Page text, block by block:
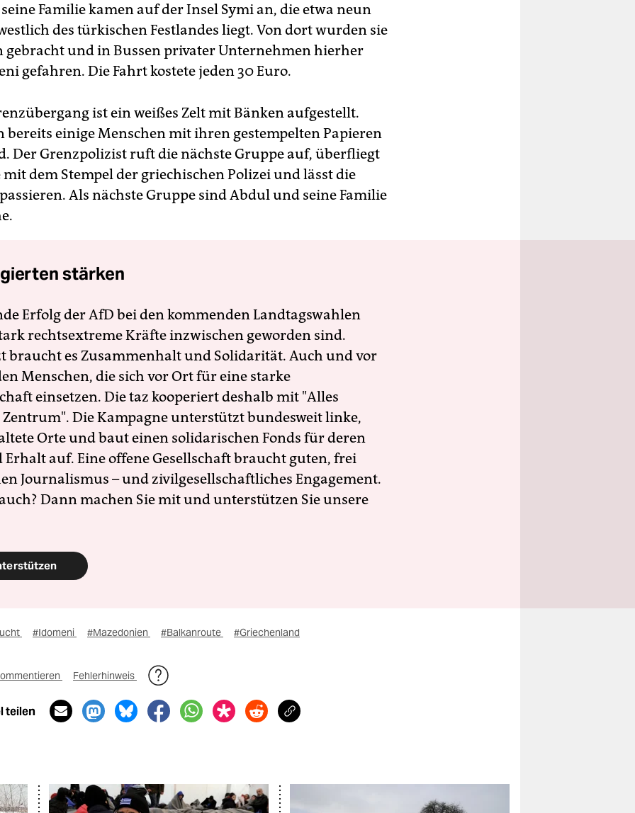
Familie kamen auf der Insel Symi an, die etwa neun
des türkischen Festlandes liegt. Von dort wurden sie
gebracht und in Bussen privater Unternehmen hierher
gefahren. Die Fahrt kostete jeden 30 Euro.
ist ein weißes Zelt mit Bänken aufgestellt.
bereits einige Menschen mit ihren gestempelten Papieren
Der Grenzpolizist ruft die nächste Gruppe auf, überfliegt
mit dem Stempel der griechischen Polizei und lässt die
Als nächste Gruppe sind Abdul und seine Familie
stärken
Erfolg der AfD bei den kommenden Landtagswahlen
rechtsextreme Kräfte inzwischen geworden sind.
braucht es Zusammenhalt und Solidarität. Auch und vor
Menschen, die sich vor Ort für eine starke
einsetzen. Die taz kooperiert deshalb mit "Alles
Die Kampagne unterstützt bundesweit linke,
Orte und baut einen solidarischen Fonds für deren
Erhalt auf. Eine offene Gesellschaft braucht guten, frei
Journalismus – und zivilgesellschaftliches Engagement.
Dann machen Sie mit und unterstützen Sie unsere
#Idomeni #Mazedonien #Balkanroute #Griechenland
Fehlerhinweis
teilen